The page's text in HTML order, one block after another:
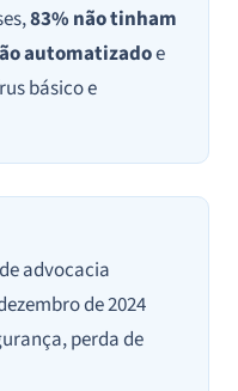
83% não tinham
automatizadoe
básico e
advocacia
de 2024
perda de